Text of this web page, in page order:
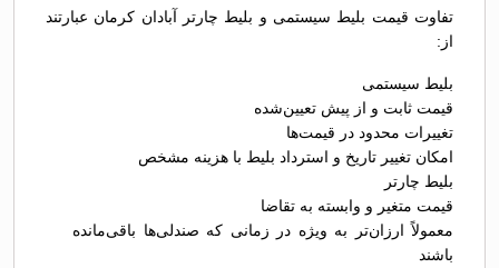
تفاوت قیمت بلیط سیستمی و بلیط چارتر آبادان کرمان عبارتند
از:
بلیط سیستمی
قیمت ثابت و از پیش تعیین‌شده
تغییرات محدود در قیمت‌ها
امکان تغییر تاریخ و استرداد بلیط با هزینه مشخص
بلیط چارتر
قیمت متغیر و وابسته به تقاضا
معمولاً ارزان‌تر به ویژه در زمانی که صندلی‌ها باقی‌مانده
باشند